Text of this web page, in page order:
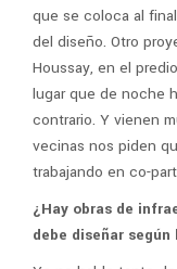
que se coloca al
del diseño. Otro
Houssay, en el
lugar que de noche
contrario. Y vienen
vecinas nos piden
trabajando en co-
¿Hay obras de
debe diseñar